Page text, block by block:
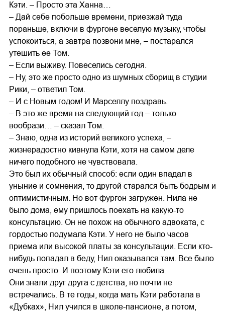
Кэти. – Просто эта Ханна…
– Дай себе побольше времени, приезжай туда
пораньше, включи в фургоне веселую музыку, чтобы
успокоиться, а завтра позвони мне, – постарался
утешить ее Том.
– Если выживу. Повеселись сегодня.
– Ну, это же просто одно из шумных сборищ в студии
Рики, – ответил Том.
– И с Новым годом! И Марселлу поздравь.
– В это же время на следующий год – только
вообрази… – сказал Том.
– Знаю, одна из историй великого успеха, –
жизнерадостно кивнула Кэти, хотя на самом деле
ничего подобного не чувствовала.
Это был их обычный способ: если один впадал в
уныние и сомнения, то другой старался быть бодрым и
оптимистичным. Но вот фургон загружен. Нила не
было дома, ему пришлось поехать на какую-то
консультацию. Он не похож на обычного адвоката, с
гордостью подумала Кэти. У него не было часов
приема или высокой платы за консультации. Если кто-
нибудь попадал в беду, Нил оказывался там. Все было
очень просто. И поэтому Кэти его любила.
Они знали друг друга с детства, но почти не
встречались. В те годы, когда мать Кэти работала в
«Дубках», Нил учился в школе-пансионе, а потом,